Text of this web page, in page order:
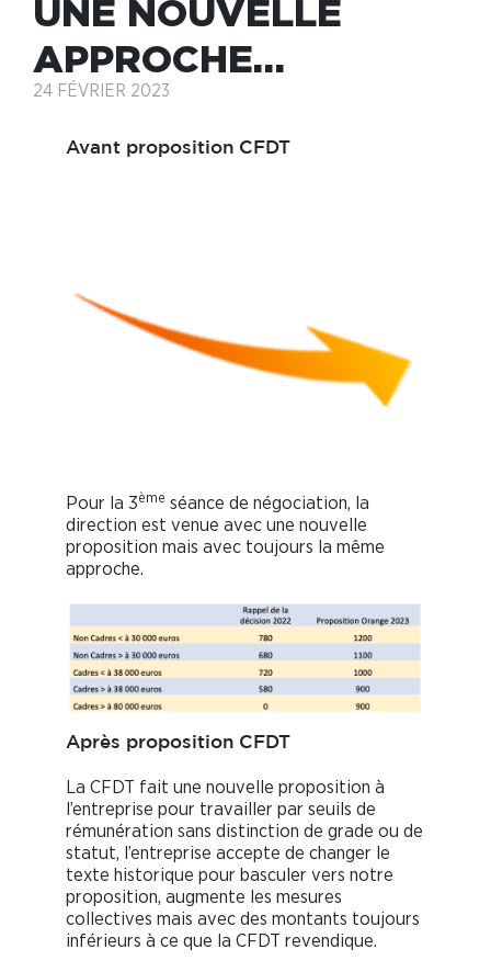
UNE NOUVELLE
APPROCHE…
24 FÉVRIER 2023
Avant proposition CFDT
Pour la 3ème séance de négociation, la
direction est venue avec une nouvelle
proposition mais avec toujours la même
approche.
Après proposition CFDT
La CFDT fait une nouvelle proposition à
l’entreprise pour travailler par seuils de
rémunération sans distinction de grade ou de
statut, l’entreprise accepte de changer le
texte historique pour basculer vers notre
proposition, augmente les mesures
collectives mais avec des montants toujours
inférieurs à ce que la CFDT revendique.